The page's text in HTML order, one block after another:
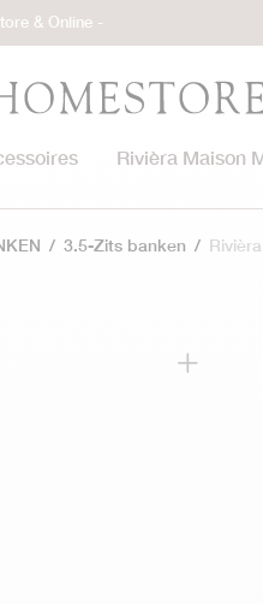
& Online -
Rivièra Maison
/ 3.5-Zits banken /